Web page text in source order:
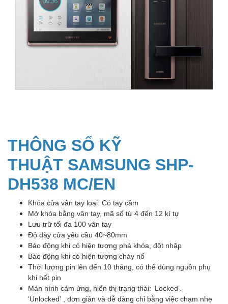
THÔNG SỐ KỸ
THUẬT SAMSUNG SHP-
DH538 MC/EN
Khóa cửa vân tay loại: Có tay cầm
Mở khóa bằng vân tay, mã số từ 4 đến 12 kí tự
Lưu trữ tối đa 100 vân tay
Độ dày cửa yêu cầu 40~80mm
Báo động khi có hiện tượng phá khóa, đột nhập
Báo động khi có hiện tượng cháy nổ
Thời lượng pin lên đến 10 tháng, có thể dùng nguồn phụ
khi hết pin
Màn hình cảm ứng, hiển thị trạng thái: ‘Locked’.
‘Unlocked’ , đơn giản và dễ dàng chỉ bằng việc chạm nhẹ